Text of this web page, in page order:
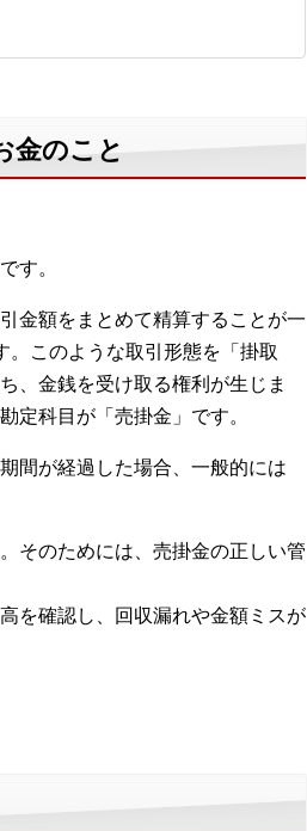
金のこと
す。
金額をまとめて精算することが一
このような取引形態を「掛取
、金銭を受け取る権利が生じま
定科目が「売掛金」です。
間が経過した場合、一般的には
そのためには、売掛金の正しい管
を確認し、回収漏れや金額ミスが